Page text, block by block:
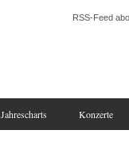
RSS-Feed
Jahrescharts Konzerte